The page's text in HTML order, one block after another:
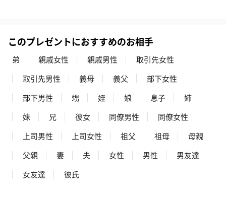
おつまみ・その他
お酒にぴったりのおつまみ・サプリを同梱してお届けいたしま
す。
のオイル漬（981円）
このプレゼントにおすすめのお相手
弟 親戚女性 親戚男性
取引先女性
取引先男性
義母 義父
部下女性
部下男性
甥 姪 娘 息子
姉
妹
兄 彼女 同僚男性
同僚女性
上司男性
上司女性 祖父 祖母
母親
父親
妻 夫 女性 男性
男友達
女友達
彼氏